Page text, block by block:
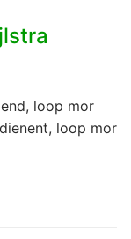
loop mor
loop mor